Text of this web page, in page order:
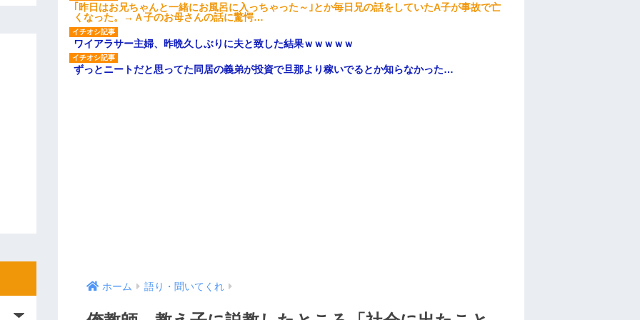
｢昨日はお兄ちゃんと一緒にお風呂に入っちゃった～｣とか毎日兄の話をしていたA子が事故で亡
くなった。→Ａ子のお母さんの話に驚愕…
ワイアラサー主婦、昨晩久しぶりに夫と致した結果ｗｗｗｗｗ
ずっとニートだと思ってた同居の義弟が投資で旦那より稼いでるとか知らなかった…
ホーム 語り・聞いてくれ